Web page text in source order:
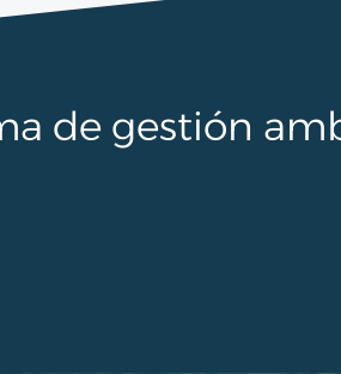
de gestión